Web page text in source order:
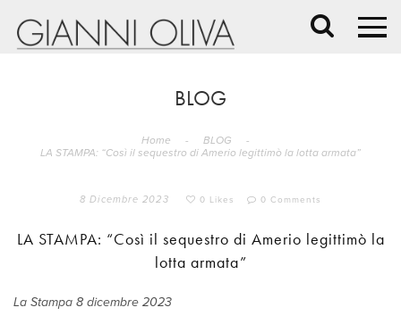
BLOG
Home - BLOG
-
LA STAMPA: “Così il sequestro di Amerio legittimò la lotta armata”
8 Dicembre 2023 0 Likes 0 Comments
LA STAMPA: “Così il sequestro di Amerio legittimò la
lotta armata”
La Stampa 8 dicembre 2023